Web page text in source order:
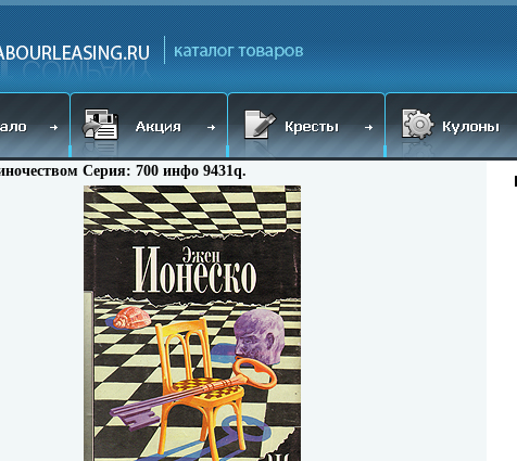
Серия: 700 инфо 9431q.